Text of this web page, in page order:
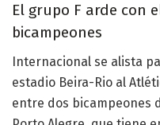
El grupo F arde con
bicampeones
Internacional se alista
estadio Beira-Rio al
entre dos bicampeones